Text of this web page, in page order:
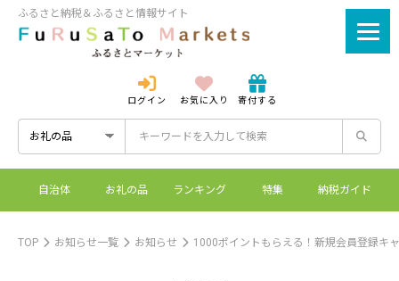
ふるさと納税＆ふるさと情報サイト
ログイン お気に入り 寄付する
自治体 お礼の品 ランキング 特集 納税ガイド
TOP
お知らせ一覧 お知らせ 1000ポイントもらえる！新規会員登録キ